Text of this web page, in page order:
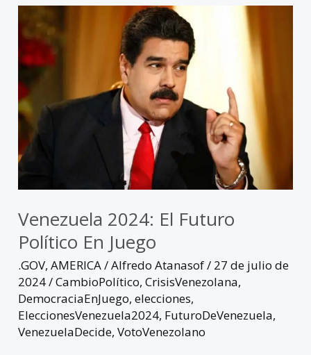
Venezuela 2024: El Futuro
Político En Juego
.GOV,AMERICA/Alfredo Atanasof/ 27 de julio de
2024/CambioPolítico,CrisisVenezolana,
DemocraciaEnJuego,elecciones,
EleccionesVenezuela2024, FuturoDeVenezuela,
VenezuelaDecide,VotoVenezolano
Venezuela
2024:
El
futuro
político
en
juego